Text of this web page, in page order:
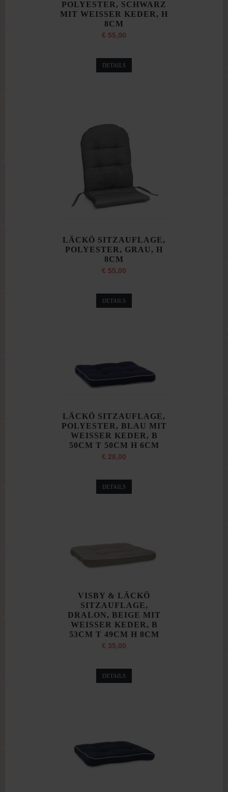
POLYESTER, SCHWARZ
MIT WEISSER KEDER, H
8CM
€ 55,00
DETAILS
LÄCKÖ SITZAUFLAGE,
POLYESTER, GRAU, H
8CM
€ 55,00
DETAILS
LÄCKÖ SITZAUFLAGE,
POLYESTER, BLAU MIT
WEISSER KEDER, B
50CM T 50CM H 6CM
€ 28,00
DETAILS
VISBY & LÄCKÖ
SITZAUFLAGE,
DRALON, BEIGE MIT
WEISSER KEDER, B
53CM T 49CM H 8CM
€ 35,00
DETAILS